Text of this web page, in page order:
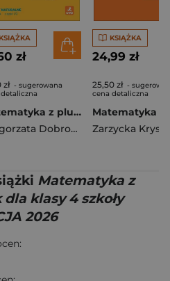
KSIĄŻKA
zł
zł - sugerowana
Matematyka z plusem ćwiczenia Liczby naturalne wersja A dla klasy 4 szkoły podstawowej EDYCJA 2026
Małgorzata Dobrowolska
,Zarzycki
KSIĄŻKA
24,99 zł
25,50 zł -
cena detaliczna
Zarzycka
Matematyka z
klasy 4 szkoły
2026